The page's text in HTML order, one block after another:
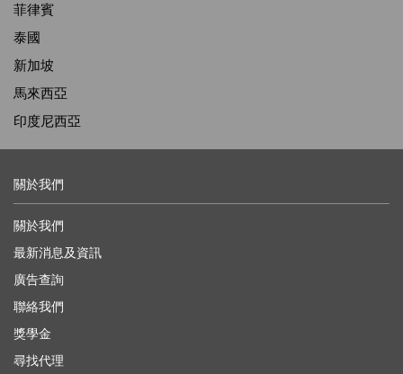
菲律賓
泰國
新加坡
馬來西亞
印度尼西亞
關於我們
關於我們
最新消息及資訊
廣告查詢
聯絡我們
獎學金
尋找代理